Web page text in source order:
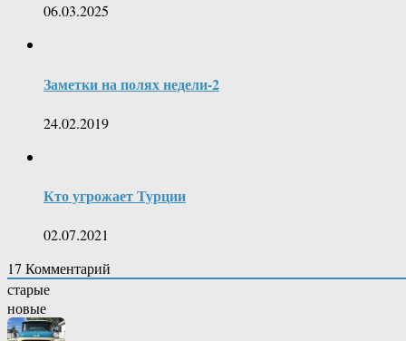
06.03.2025
Заметки на полях недели-2
24.02.2019
Кто угрожает Турции
02.07.2021
17 Комментарий
старые
новые